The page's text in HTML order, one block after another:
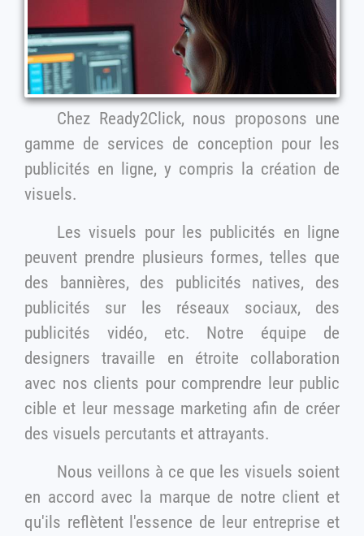
Chez Ready2Click, nous proposons une
gamme de services de conception pour les
publicités en ligne, y compris la création de
visuels.
Les visuels pour les publicités en ligne
peuvent prendre plusieurs formes, telles que
des bannières, des publicités natives, des
publicités sur les réseaux sociaux, des
publicités vidéo, etc. Notre équipe de
designers travaille en étroite collaboration
avec nos clients pour comprendre leur public
cible et leur message marketing afin de créer
des visuels percutants et attrayants.
Nous veillons à ce que les visuels soient
en accord avec la marque de notre client et
qu'ils reflètent l'essence de leur entreprise et